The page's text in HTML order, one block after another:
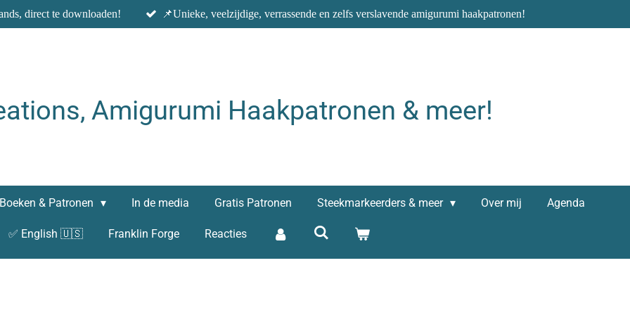
direct te downloaden! 📌Unieke, veelzijdige, verrassende en zelfs verslavende amigurumi haakpatronen!
Amigurumi Haakpatronen & meer!
Boeken & Patronen In de media Gratis Patronen Steekmarkeerders & meer Over mij Agenda
✅ English 🇺🇸 Franklin Forge Reacties